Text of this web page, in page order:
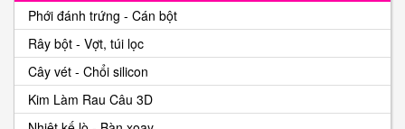
Phới đánh trứng - Cán bột
Rây bột - Vợt, túi lọc
Cây vét - Chổi silicon
Kim Làm Rau Câu 3D